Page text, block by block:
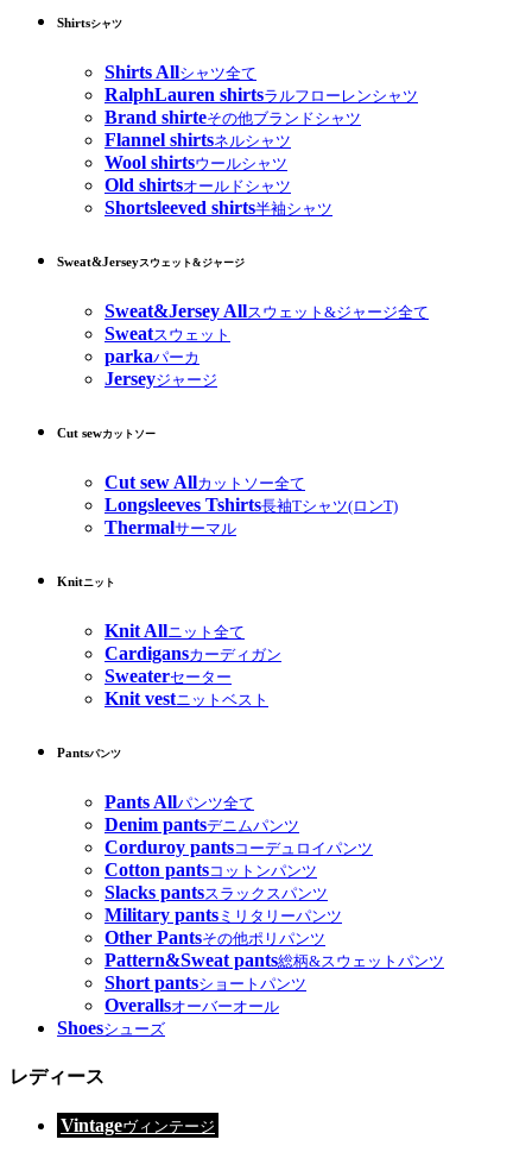
Shirtsシャツ
Shirts Allシャツ全て
RalphLauren shirtsラルフローレンシャツ
Brand shirteその他ブランドシャツ
Flannel shirtsネルシャツ
Wool shirtsウールシャツ
Old shirtsオールドシャツ
Shortsleeved shirts半袖シャツ
Sweat&Jerseyスウェット&ジャージ
Sweat&Jersey Allスウェット&ジャージ全て
Sweatスウェット
parkaパーカ
Jerseyジャージ
Cut sewカットソー
Cut sew Allカットソー全て
Longsleeves Tshirts長袖Tシャツ(ロンT)
Thermalサーマル
Knitニット
Knit Allニット全て
Cardigansカーディガン
Sweaterセーター
Knit vestニットベスト
Pantsパンツ
Pants Allパンツ全て
Denim pantsデニムパンツ
Corduroy pantsコーデュロイパンツ
Cotton pantsコットンパンツ
Slacks pantsスラックスパンツ
Military pants ミリタリーパンツ
Other Pantsその他ポリパンツ
Pattern&Sweat pants総柄&スウェットパンツ
Short pantsショートパンツ
Overallsオーバーオール
Shoesシューズ
レディース
Vintageヴィンテージ